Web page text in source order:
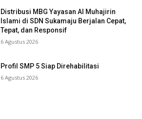
Distribusi MBG Yayasan Al Muhajirin
Islami di SDN Sukamaju Berjalan Cepat,
Tepat, dan Responsif
6 Agustus 2026
Profil SMP 5 Siap Direhabilitasi
6 Agustus 2026